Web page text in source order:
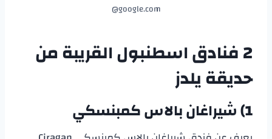
google.com@
2 فنادق اسطنبول القريبة من
حديقة يلدز
1) شيراغان بالاس كمبنسكي